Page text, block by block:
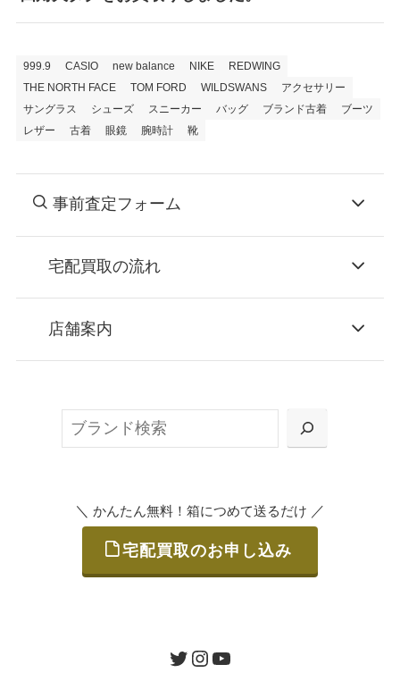
999.9 CASIO new balance NIKE
REDWING
THE NORTH FACE
TOM FORD WILDSWANS
アクセサリー
サングラス
シューズ スニーカー バッグ ブランド古着
ブーツ
レザー
古着 眼鏡 腕時計 靴
事前査定フォーム
宅配買取の流れ
お申込み
または梱包材不要の「集荷申込」からお選び
ご発送
店舗案内
＼ かんたん無料！箱につめて送るだけ ／
宅配買取のお申し込み
ツイッターインスタグラムユーチューブ